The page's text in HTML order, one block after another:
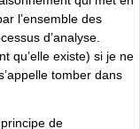
l’ensemble des
d’analyse.
qu’elle existe) si je ne
tomber dans
de